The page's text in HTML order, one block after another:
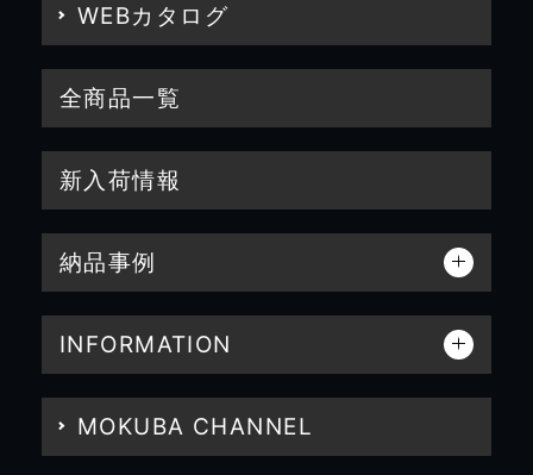
WEBカタログ
全商品一覧
新入荷情報
納品事例
INFORMATION
MOKUBA CHANNEL